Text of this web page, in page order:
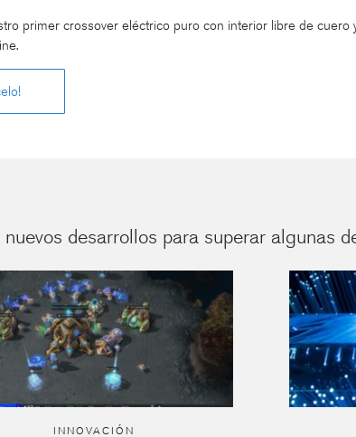
primer crossover eléctrico puro con interior libre de cuero
desarrollos para superar algunas
INNOVACIÓN